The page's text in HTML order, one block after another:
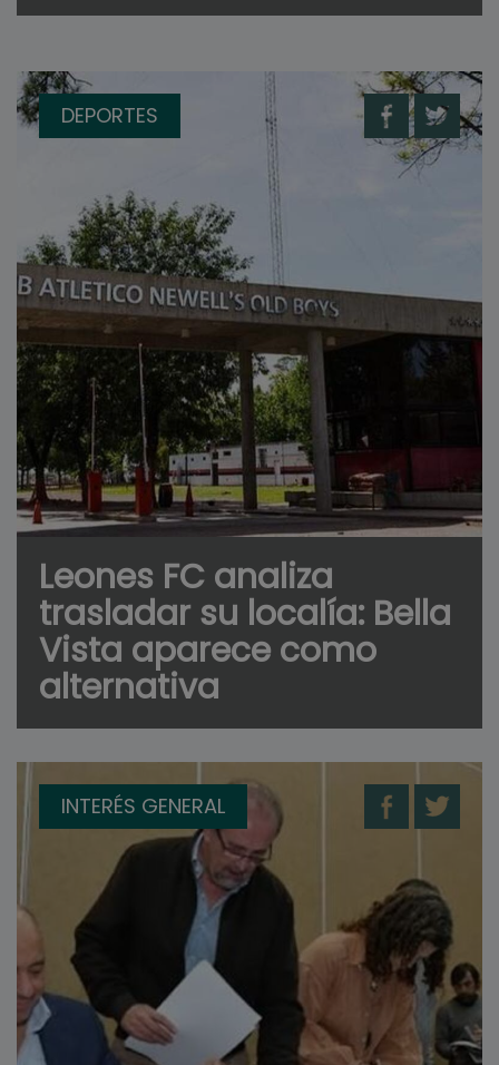
DEPORTES
Leones FC analiza
trasladar su localía: Bella
Vista aparece como
alternativa
INTERÉS GENERAL